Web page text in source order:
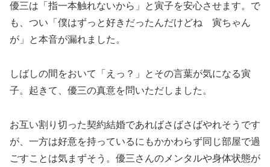
優三は「指一本触れないから」と寅子を安心させます。で
も、つい「僕はずっと好きだったんだけどね 寅ちゃん
が」と本音が漏れました。
しばしの間をおいて「えっ？」とその言葉が気になる寅
子。起きて、優三の真意を問いただしました。
お互い割り切った契約結婚であればさばさばやれそうです
が、一方は好意を持っているにもかかわらず同じ部屋で過
ごすことは気まずそう。優三さんのメンタルや身体状態が